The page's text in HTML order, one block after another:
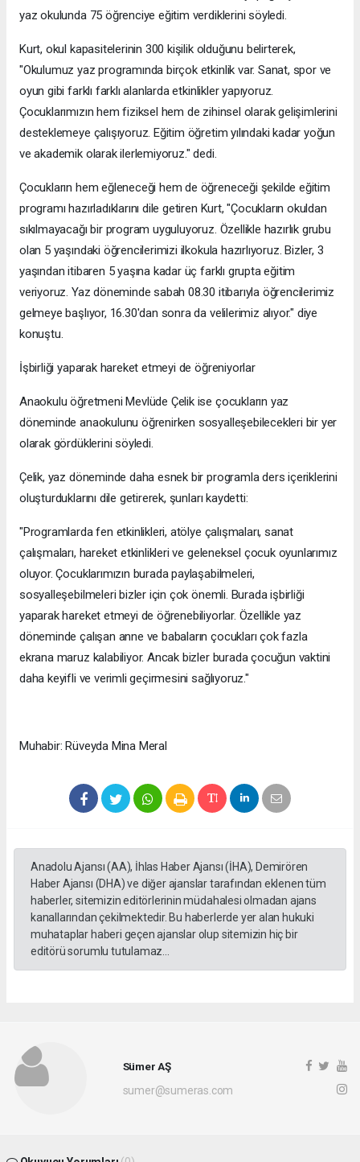
yaz okulunda 75 öğrenciye eğitim verdiklerini söyledi.
Kurt, okul kapasitelerinin 300 kişilik olduğunu belirterek,
"Okulumuz yaz programında birçok etkinlik var. Sanat, spor ve
oyun gibi farklı farklı alanlarda etkinlikler yapıyoruz.
Çocuklarımızın hem fiziksel hem de zihinsel olarak gelişimlerini
desteklemeye çalışıyoruz. Eğitim öğretim yılındaki kadar yoğun
ve akademik olarak ilerlemiyoruz." dedi.
Çocukların hem eğleneceği hem de öğreneceği şekilde eğitim
programı hazırladıklarını dile getiren Kurt, "Çocukların okuldan
sıkılmayacağı bir program uyguluyoruz. Özellikle hazırlık grubu
olan 5 yaşındaki öğrencilerimizi ilkokula hazırlıyoruz. Bizler, 3
yaşından itibaren 5 yaşına kadar üç farklı grupta eğitim
veriyoruz. Yaz döneminde sabah 08.30 itibarıyla öğrencilerimiz
gelmeye başlıyor, 16.30'dan sonra da velilerimiz alıyor." diye
konuştu.
İşbirliği yaparak hareket etmeyi de öğreniyorlar
Anaokulu öğretmeni Mevlüde Çelik ise çocukların yaz
döneminde anaokulunu öğrenirken sosyalleşebilecekleri bir yer
olarak gördüklerini söyledi.
Çelik, yaz döneminde daha esnek bir programla ders içeriklerini
oluşturduklarını dile getirerek, şunları kaydetti:
"Programlarda fen etkinlikleri, atölye çalışmaları, sanat
çalışmaları, hareket etkinlikleri ve geleneksel çocuk oyunlarımız
oluyor. Çocuklarımızın burada paylaşabilmeleri,
sosyalleşebilmeleri bizler için çok önemli. Burada işbirliği
yaparak hareket etmeyi de öğrenebiliyorlar. Özellikle yaz
döneminde çalışan anne ve babaların çocukları çok fazla
ekrana maruz kalabiliyor. Ancak bizler burada çocuğun vaktini
daha keyifli ve verimli geçirmesini sağlıyoruz."
Muhabir: Rüveyda Mina Meral
Anadolu Ajansı (AA), İhlas Haber Ajansı (İHA), Demirören
Haber Ajansı (DHA) ve diğer ajanslar tarafından eklenen tüm
haberler, sitemizin editörlerinin müdahalesi olmadan ajans
kanallarından çekilmektedir. Bu haberlerde yer alan hukuki
muhataplar haberi geçen ajanslar olup sitemizin hiç bir
editörü sorumlu tutulamaz...
Sümer AŞ
sumer@sumeras.com